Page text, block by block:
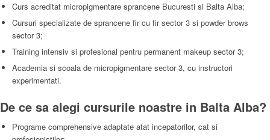
Curs acreditat micropigmentare sprancene Bucuresti si Balta Alba;
Cursuri specializate de sprancene fir cu fir sector 3 si powder brows
sector 3;
Training intensiv si profesional pentru permanent makeup sector 3;
Academia si scoala de micropigmentare sector 3, cu instructori
experimentati.
De ce sa alegi cursurile noastre in Balta Alba?
Programe comprehensive adaptate atat incepatorilor, cat si